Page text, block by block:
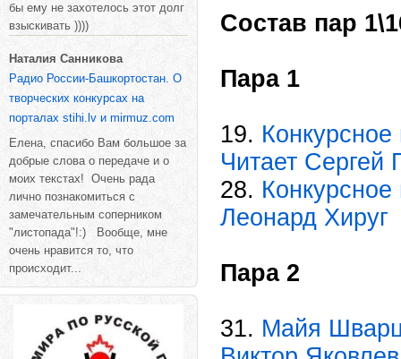
бы ему не захотелось этот долг
взыскивать ))))
Наталия Санникова
Радио России-Башкортостан. О
творческих конкурсах на
порталах stihi.lv и mirmuz.com
Елена, спасибо Вам большое за
добрые слова о передаче и о
моих текстах! Очень рада
лично познакомиться с
замечательным соперником
"листопада"!:) Вообще, мне
очень нравится то, что
происходит...
Состав пар
Пара 1
19.
Читает Сергей
28.
Леонард Хируг
Пара 2
31. Майя